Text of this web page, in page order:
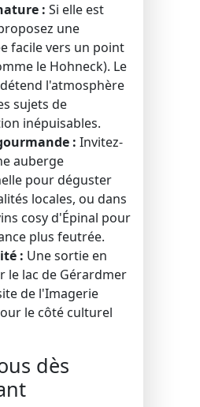
: Si elle est
une
facile vers un point
le Hohneck). Le
l'atmosphère
sujets de
inépuisables.
: Invitez-
auberge
pour déguster
locales, ou dans
cosy d'Épinal pour
plus feutrée.
: Une sortie en
le lac de Gérardmer
de l'Imagerie
le côté culturel
dès